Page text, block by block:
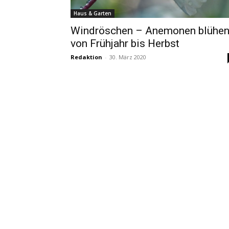
Haus & Garten
Windröschen – Anemonen blühen
von Frühjahr bis Herbst
Redaktion - 30. März 2020